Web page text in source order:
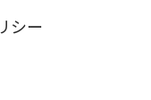
シー